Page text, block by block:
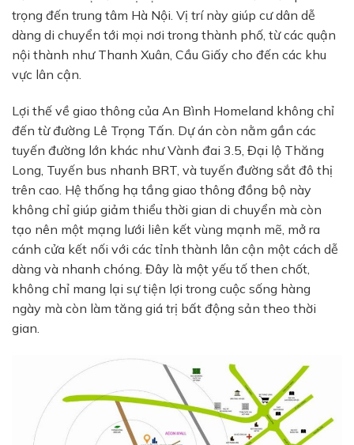
trọng đến trung tâm Hà Nội. Vị trí này giúp cư dân dễ
dàng di chuyển tới mọi nơi trong thành phố, từ các quận
nội thành như Thanh Xuân, Cầu Giấy cho đến các khu
vực lân cận.
Lợi thế về giao thông của An Bình Homeland không chỉ
đến từ đường Lê Trọng Tấn. Dự án còn nằm gần các
tuyến đường lớn khác nhưVành đai 3.5 Đại lộ Thăng
Long Tuyến bus nhanh BRT , và tuyến đường sắt đô thị
trên cao . Hệ thống hạ tầng giao thông đồng bộ này
không chỉ giúp giảm thiểu thời gian di chuyển mà còn
tạo nên một mạng lưới liên kết vùng mạnh mẽ, mở ra
cánh cửa kết nối với các tỉnh thành lân cận một cách dễ
dàng và nhanh chóng. Đây là một yếu tố then chốt,
không chỉ mang lại sự tiện lợi trong cuộc sống hàng
ngày mà còn làm tăng giá trị bất động sản theo thời
gian.